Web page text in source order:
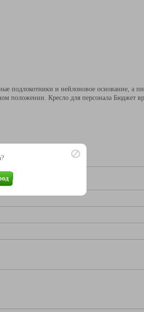
?
подлокотники и нейлоновое основание, а
положении. Кресло для персонала Бюджет